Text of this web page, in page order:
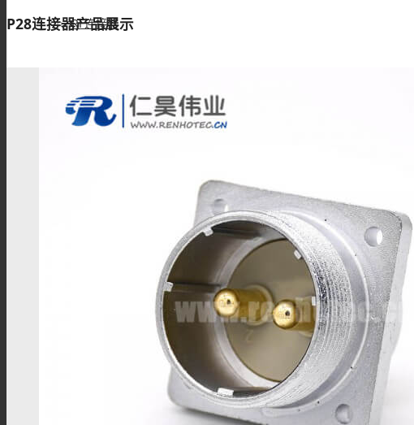
RF连接器
BNC连接器
SMA连接器
SMB连接器
P28连接器产品展示